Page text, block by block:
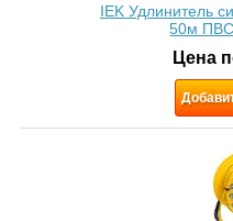
IEK Удлинитель
50м
Цена